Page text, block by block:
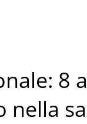
8
nella